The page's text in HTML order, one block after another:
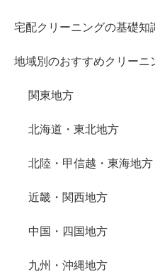
宅配クリーニングの基礎知
地域別のおすすめクリーニ
関東地方
北海道・東北地方
北陸・甲信越・東海地方
近畿・関西地方
中国・四国地方
九州・沖縄地方